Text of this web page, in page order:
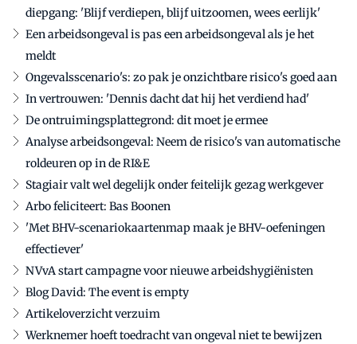
diepgang: 'Blijf verdiepen, blijf uitzoomen, wees eerlijk'
Een arbeidsongeval is pas een arbeidsongeval als je het
meldt
Ongevalsscenario's: zo pak je onzichtbare risico's goed aan
In vertrouwen: 'Dennis dacht dat hij het verdiend had'
De ontruimingsplattegrond: dit moet je ermee
Analyse arbeidsongeval: Neem de risico's van automatische
roldeuren op in de RI&E
Stagiair valt wel degelijk onder feitelijk gezag werkgever
Arbo feliciteert: Bas Boonen
'Met BHV-scenariokaartenmap maak je BHV-oefeningen
effectiever'
NVvA start campagne voor nieuwe arbeidshygiënisten
Blog David: The event is empty
Artikeloverzicht verzuim
Werknemer hoeft toedracht van ongeval niet te bewijzen